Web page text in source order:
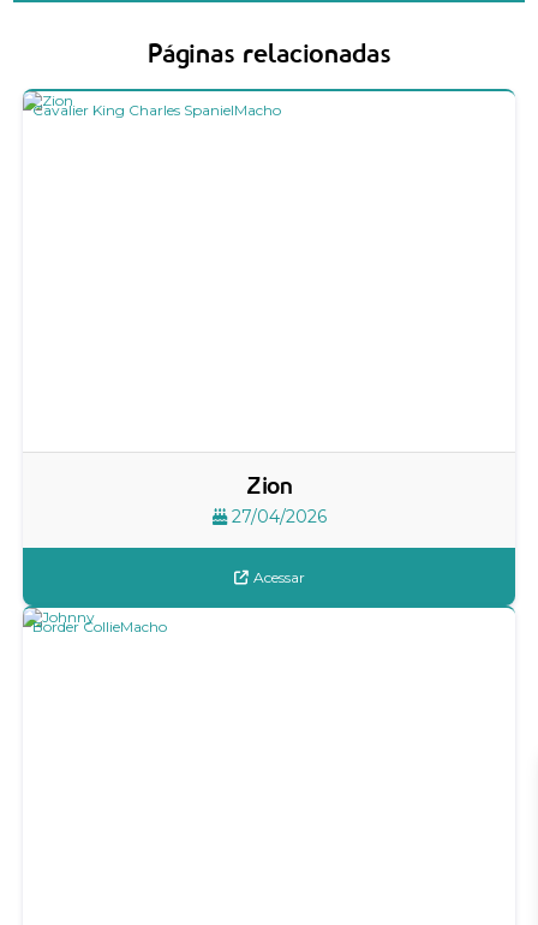
Páginas relacionadas
Zion
27/04/2026
Cavalier King Charles SpanielMacho
Acessar
Border CollieMacho